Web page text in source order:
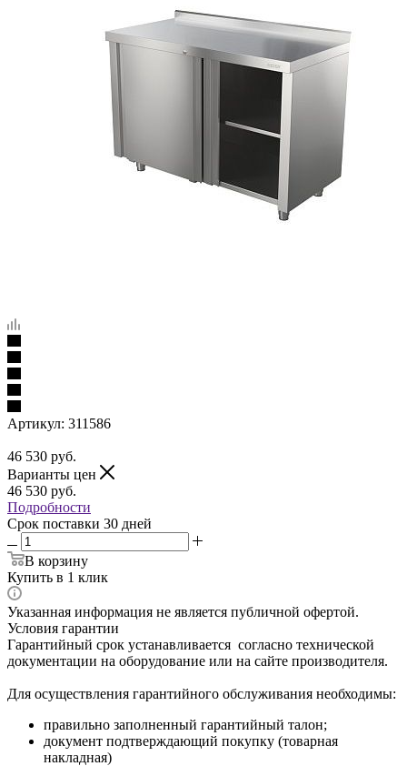
Артикул: 311586
46 530 руб.
Варианты цен
46 530 руб.
Подробности
Срок поставки 30 дней
В корзину
Купить в 1 клик
Указанная информация не является публичной офертой.
Условия гарантии
Гарантийный срок устанавливается согласно технической
документации на оборудование или на сайте производителя.
Для осуществления гарантийного обслуживания необходимы:
правильно заполненный гарантийный талон;
документ подтверждающий покупку (товарная
накладная)